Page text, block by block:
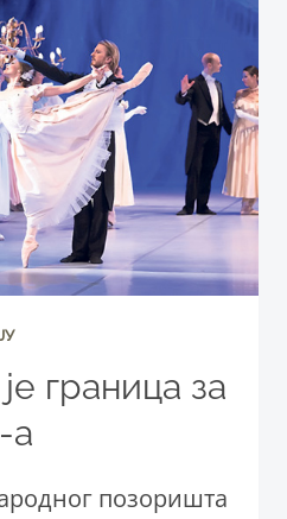
граница за
а
позоришта